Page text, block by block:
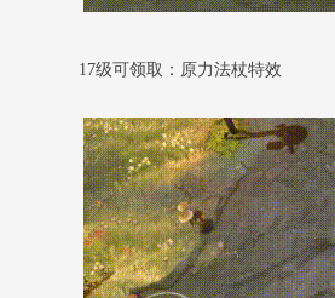
17级可领取：原力法杖特效